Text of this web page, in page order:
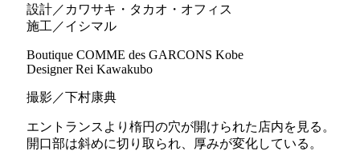
設計／カワサキ・タカオ・オフィス
施工／イシマル
Boutique COMME des GARCONS Kobe
Designer Rei Kawakubo
撮影／下村康典
エントランスより楕円の穴が開けられた店内を見る。
開口部は斜めに切り取られ、厚みが変化している。